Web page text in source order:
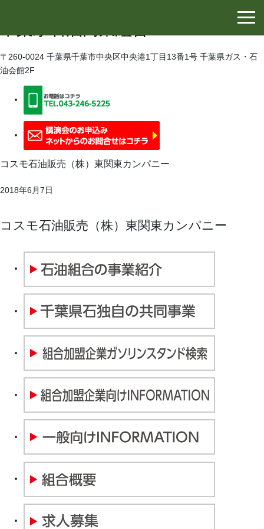
〒260-0024 千葉県千葉市中央区中央港1丁目13番1号 千葉県ガス・石
油会館2F
コスモ石油販売（株）東関東カンパニー
2018年6月7日
コスモ石油販売（株）東関東カンパニー